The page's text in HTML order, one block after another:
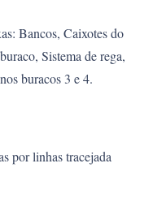
Bancos, Caixotes do
Sistema de rega,
buracos 3 e 4.
por linhas tracejada